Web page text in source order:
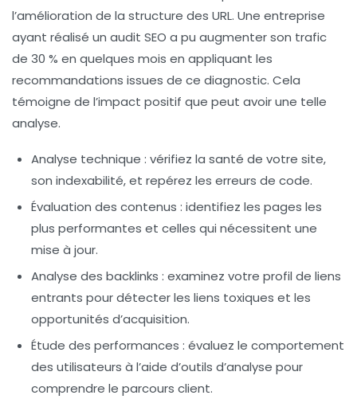
l’amélioration de la structure des URL. Une entreprise
ayant réalisé un audit SEO a pu augmenter son trafic
de 30 % en quelques mois en appliquant les
recommandations issues de ce diagnostic. Cela
témoigne de l’impact positif que peut avoir une telle
analyse.
Analyse technique : vérifiez la santé de votre site,
son indexabilité, et repérez les erreurs de code.
Évaluation des contenus : identifiez les pages les
plus performantes et celles qui nécessitent une
mise à jour.
Analyse des backlinks : examinez votre profil de liens
entrants pour détecter les liens toxiques et les
opportunités d’acquisition.
Étude des performances : évaluez le comportement
des utilisateurs à l’aide d’outils d’analyse pour
comprendre le parcours client.